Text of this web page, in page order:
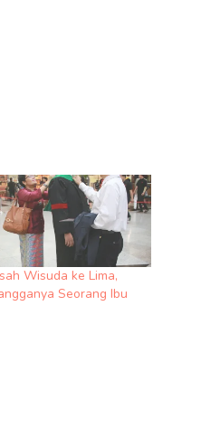
Wisuda ke Lima,
Seorang Ibu